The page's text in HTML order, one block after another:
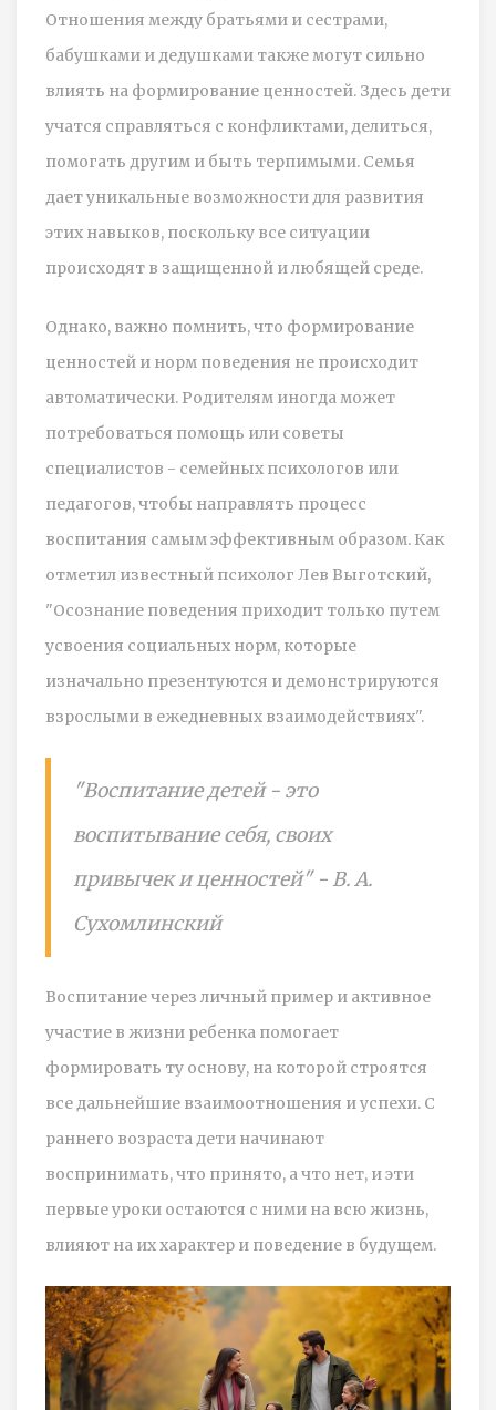
Отношения между братьями и сестрами,
бабушками и дедушками также могут сильно
влиять на формирование ценностей. Здесь дети
учатся справляться с конфликтами, делиться,
помогать другим и быть терпимыми. Семья
дает уникальные возможности для развития
этих навыков, поскольку все ситуации
происходят в защищенной и любящей среде.
Однако, важно помнить, что формирование
ценностей и норм поведения не происходит
автоматически. Родителям иногда может
потребоваться помощь или советы
специалистов - семейных психологов или
педагогов, чтобы направлять процесс
воспитания самым эффективным образом. Как
отметил известный психолог Лев Выготский,
"Осознание поведения приходит только путем
усвоения социальных норм, которые
изначально презентуются и демонстрируются
взрослыми в ежедневных взаимодействиях".
"Воспитание детей - это
воспитывание себя, своих
привычек и ценностей" - В. А.
Сухомлинский
Воспитание через личный пример и активное
участие в жизни ребенка помогает
формировать ту основу, на которой строятся
все дальнейшие взаимоотношения и успехи. С
раннего возраста дети начинают
воспринимать, что принято, а что нет, и эти
первые уроки остаются с ними на всю жизнь,
влияют на их характер и поведение в будущем.